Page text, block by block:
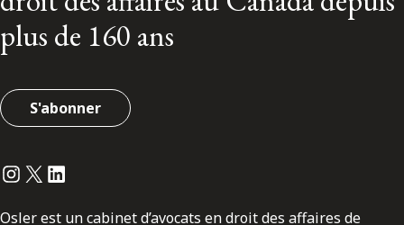
plus de 160 ans
S'abonner
Instagram
Twitter
LinkedIn
Osler est un cabinet d’avocats en droit des affaires de